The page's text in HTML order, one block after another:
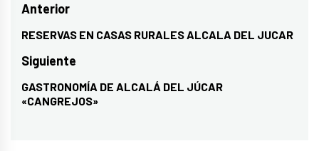
Navegación
de
entradas
Anterior
Entrada
anterior:
RESERVAS EN CASAS RURALES ALCALA DEL JUCAR
Siguiente
Entrada
siguiente:
GASTRONOMÍA DE ALCALÁ DEL JÚCAR
«CANGREJOS»